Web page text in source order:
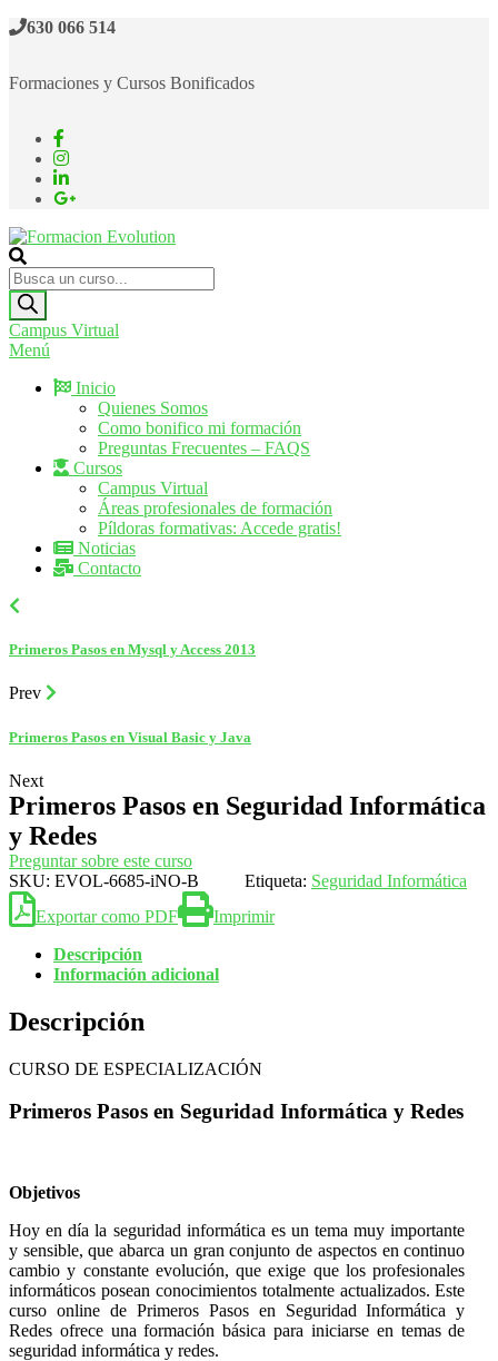
Saltar630 066 514
Formaciones y Cursos Bonificados
Formacion Evolution
Cursos de formación continua
Búsqueda
de
productos
Campus Virtual
Menú
Inicio
Quienes Somos
Como bonifico mi formación
Preguntas Frecuentes – FAQS
Cursos
Campus Virtual
Áreas profesionales de formación
Píldoras formativas: Accede gratis!
Noticias
Contacto
Primeros Pasos en Mysql y Access 2013
Prev
Primeros Pasos en Visual Basic y Java
Next
Primeros Pasos en Seguridad Informática
y Redes
Preguntar sobre este curso
SKU: EVOL-6685-iNO-B Etiqueta: Seguridad Informática
Exportar como PDF
Imprimir
Descripción
Información adicional
Descripción
CURSO DE ESPECIALIZACIÓN
Primeros Pasos en Seguridad Informática y Redes
Objetivos
Hoy en día la seguridad informática es un tema muy importante
y sensible, que abarca un gran conjunto de aspectos en continuo
cambio y constante evolución, que exige que los profesionales
informáticos posean conocimientos totalmente actualizados. Este
curso online de Primeros Pasos en Seguridad Informática y
Redes ofrece una formación básica para iniciarse en temas de
seguridad informática y redes.